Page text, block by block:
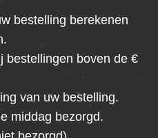
bestelling berekenen
bestellingen boven de €
van uw bestelling.
middag bezorgd.